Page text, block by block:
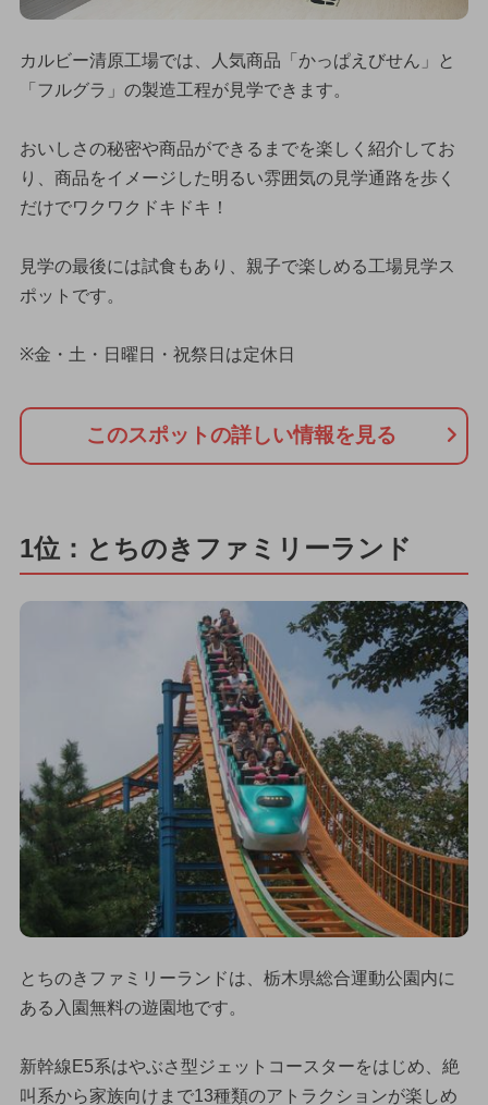
カルビー清原工場では、人気商品「かっぱえびせん」と
「フルグラ」の製造工程が見学できます。
おいしさの秘密や商品ができるまでを楽しく紹介してお
り、商品をイメージした明るい雰囲気の見学通路を歩く
だけでワクワクドキドキ！
見学の最後には試食もあり、親子で楽しめる工場見学ス
ポットです。
※金・土・日曜日・祝祭日は定休日
このスポットの詳しい情報を見る
1位：とちのきファミリーランド
とちのきファミリーランドは、栃木県総合運動公園内に
ある入園無料の遊園地です。
新幹線E5系はやぶさ型ジェットコースターをはじめ、絶
叫系から家族向けまで13種類のアトラクションが楽しめ